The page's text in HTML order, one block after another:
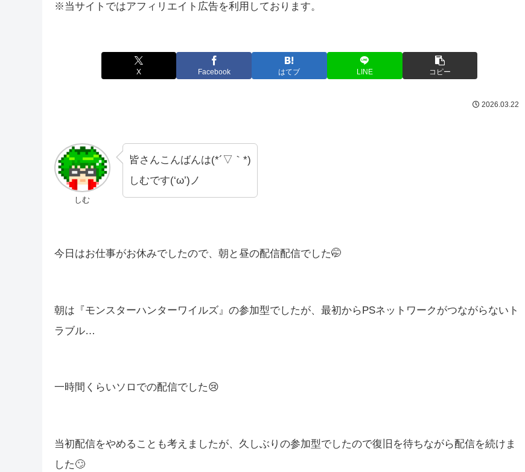
※当サイトではアフィリエイト広告を利用しております。
X Facebook はてブ LINE コピー
2026.03.22
しむ
皆さんこんばんは(*´▽｀*)
しむです(‘ω’)ノ
今日はお仕事がお休みでしたので、朝と昼の配信配信でした🤭
朝は『モンスターハンターワイルズ』の参加型でしたが、最初からPSネットワークがつながらないト
ラブル…
一時間くらいソロでの配信でした😢
当初配信をやめることも考えましたが、久しぶりの参加型でしたので復旧を待ちながら配信を続けま
した🙄